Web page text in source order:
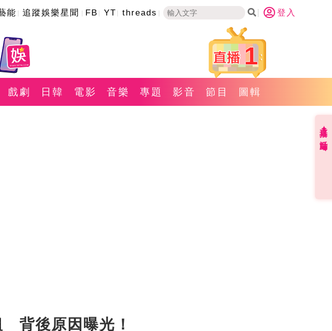
能 追蹤娛樂星聞 FB YT threads 登入
1
戲劇 日韓 電影 音樂 專題 影音 節目 圖輯
背後原因曝光！
直播✦活動